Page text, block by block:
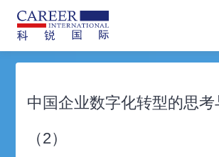
中国企业数字化转型的思考
（2）